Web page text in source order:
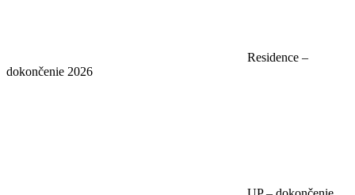
Residence –
dokončenie 2026